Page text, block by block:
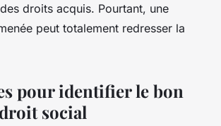
droits acquis. Pourtant, une
peut totalement redresser la
pour identifier le bon
social